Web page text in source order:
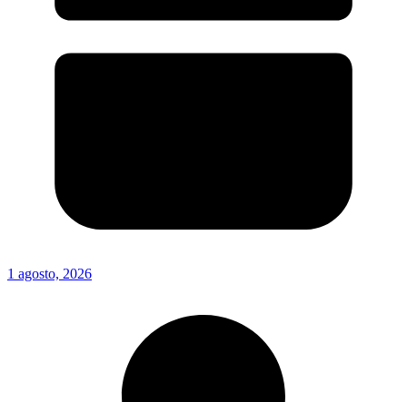
1 agosto, 2026